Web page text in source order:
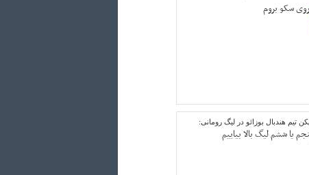
روی سکو بروم
تیم هندبال بوزائو در لیگ رومانی:
یا ششم لیگ بالا بیاییم